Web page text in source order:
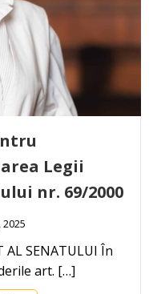
Legii
nr. 69/2000
AL SENATULUI În
art. […]